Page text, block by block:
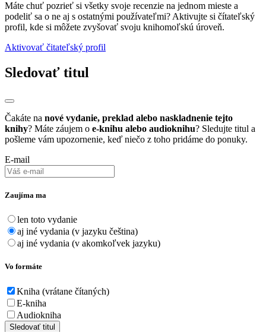
Máte chuť pozrieť si všetky svoje recenzie na jednom mieste a
podeliť sa o ne aj s ostatnými používateľmi? Aktivujte si čítateľský
profil, kde si môžete zvyšovať svoju knihomoľskú úroveň.
Aktivovať čitateľský profil
Sledovať titul
Čakáte na nové vydanie, preklad alebo naskladnenie tejto
knihy? Máte záujem o e-knihu alebo audioknihu? Sledujte titul a
pošleme vám upozornenie, keď niečo z toho pridáme do ponuky.
E-mail
Zaujíma ma
len toto vydanie
aj iné vydania (v jazyku čeština)
aj iné vydania (v akomkoľvek jazyku)
Vo formáte
Kniha (vrátane čítaných)
E-kniha
Audiokniha
Sledovať titul